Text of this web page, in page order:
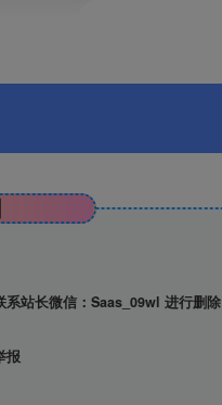
站长微信：Saas_09wl 进行删除
报